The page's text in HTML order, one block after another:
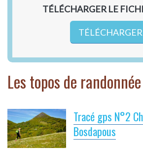
TÉLÉCHARGER LE
TÉLÉCHARGER
Les topos de
Tracé gps N°2
Bosdapous